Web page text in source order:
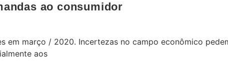
ao consumidor
em março / 2020. Incertezas no campo econômico
aos